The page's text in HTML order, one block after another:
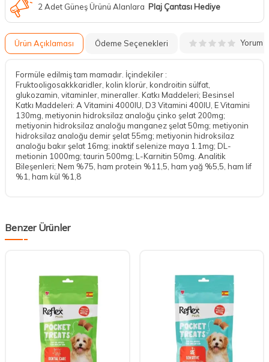
2 Adet Güneş Ürünü Alanlara Plaj Çantası Hediye
Ürün Açıklaması Ödeme Seçenekleri Yorum
Formüle edilmiş tam mamadır. İçindekiler :
Fruktooligosakkkaridler, kolin klorür, kondroitin sülfat,
glukozamin, vitaminler, mineraller. Katkı Maddeleri; Besinsel
Katkı Maddeleri: A Vitamini 4000IU, D3 Vitamini 400IU, E Vitamini
130mg, metiyonin hidroksilaz analoğu çinko şelat 200mg;
metiyonin hidroksilaz analoğu manganez şelat 50mg; metiyonin
hidroksilaz analoğu demir şelat 55mg; metiyonin hidroksilaz
analoğu bakır şelat 16mg; inaktif selenize maya 1.1mg; DL-
metionin 1000mg; taurin 500mg; L-Karnitin 50mg. Analitik
Bileşenleri; Nem %75, ham protein %11,5, ham yağ %5,5, ham lif
%1, ham kül %1,8
Benzer Ürünler